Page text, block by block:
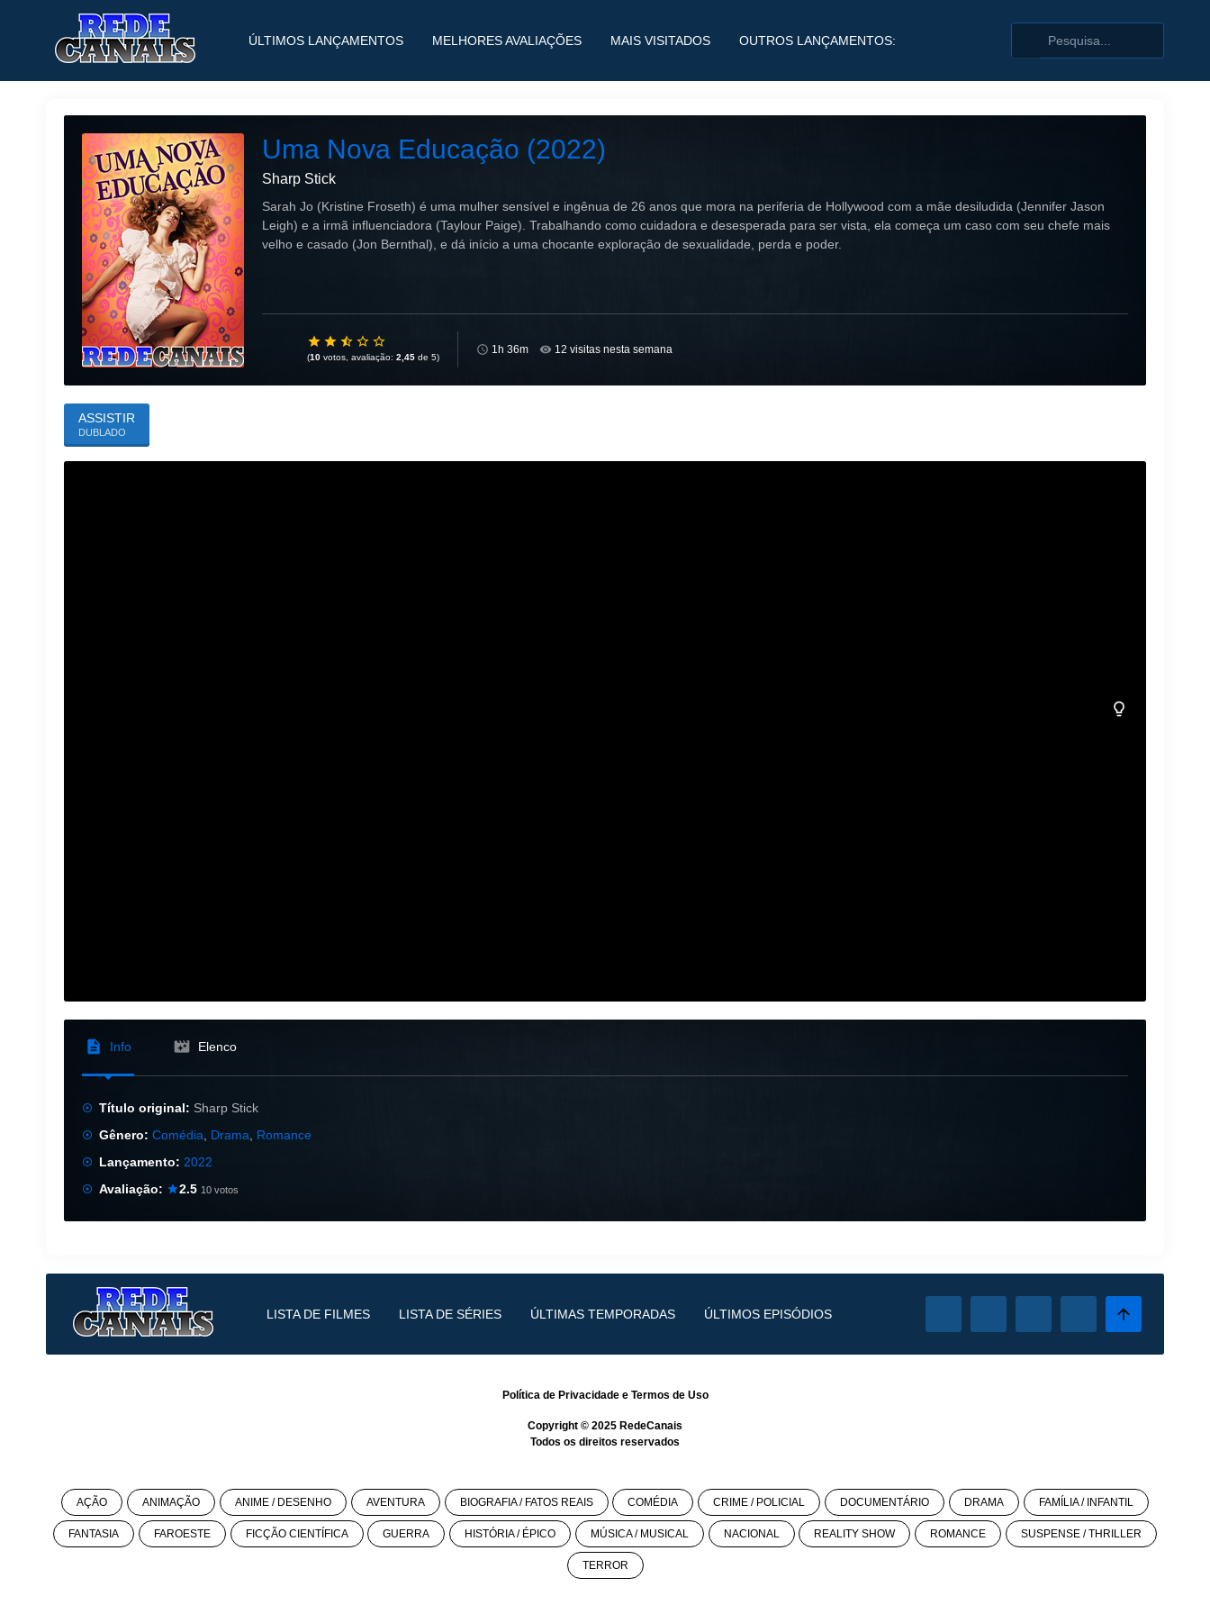
ÚLTIMOS LANÇAMENTOS MELHORES AVALIAÇÕES MAIS VISITADOS OUTROS LANÇAMENTOS:
Uma Nova Educação (2022)
Sharp Stick
Sarah Jo (Kristine Froseth) é uma mulher sensível e ingênua de 26 anos que mora na periferia de Hollywood com a mãe desiludida (Jennifer Jason
Leigh) e a irmã influenciadora (Taylour Paige). Trabalhando como cuidadora e desesperada para ser vista, ela começa um caso com seu chefe mais
velho e casado (Jon Bernthal), e dá início a uma chocante exploração de sexualidade, perda e poder.
(10 votos, avaliação: 2,45 de 5)
1h 36m 12 visitas nesta semana
ASSISTIR
DUBLADO
Info Elenco
Título original: Sharp Stick
Gênero:Comédia Drama
Romance
Lançamento: 2022
Avaliação:
2.5 10 votos
LISTA DE FILMES LISTA DE SÉRIES ÚLTIMAS TEMPORADAS ÚLTIMOS EPISÓDIOS
Política de Privacidadee Termos de Uso
Copyright © 2025 RedeCanais
Todos os direitos reservados
AÇÃO ANIMAÇÃO ANIME / DESENHO AVENTURA BIOGRAFIA / FATOS REAIS COMÉDIA CRIME / POLICIAL DOCUMENTÁRIO DRAMA FAMÍLIA / INFANTIL
FANTASIA FAROESTE FICÇÃO CIENTÍFICA GUERRA HISTÓRIA / ÉPICO MÚSICA / MUSICAL NACIONAL REALITY SHOW ROMANCE SUSPENSE / THRILLER
TERROR